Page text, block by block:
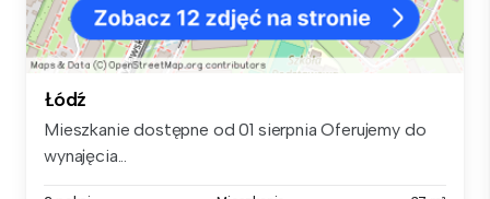
Łódź
Mieszkanie dostępne od 01 sierpnia Oferujemy do
wynajęcia...